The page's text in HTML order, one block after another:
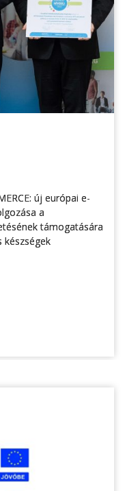
új európai e-
a
támogatására
készségek